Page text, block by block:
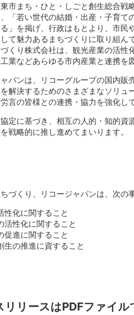
市まち・ひと・しごと創生総合
「若い世代の結婚・出産・子育
」を掲げ、行政はもとより、市民
て魅力あるまちづくりに取り組ん
くり株式会社は、観光産業の活
業などあらゆる市内産業と連携を
パンは、リコーグループの国内
解決するためのさまざまなソリ
言の皆様との連携・協力を強化し
定に基づき、相互の人的・知的
戦略的に推し進めてまいります。
づくり、リコージャパンは、次の
性化に関すること
活性化に関すること
促進に関すること
生の推進に資すること
リリースはPDFファイ